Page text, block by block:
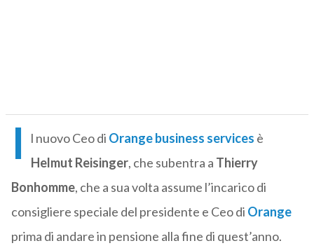
I l nuovo Ceo di Orange business services è
Helmut Reisinger, che subentra a Thierry
Bonhomme, che a sua volta assume l’incarico di
consigliere speciale del presidente e Ceo di Orange
prima di andare in pensione alla fine di quest’anno.